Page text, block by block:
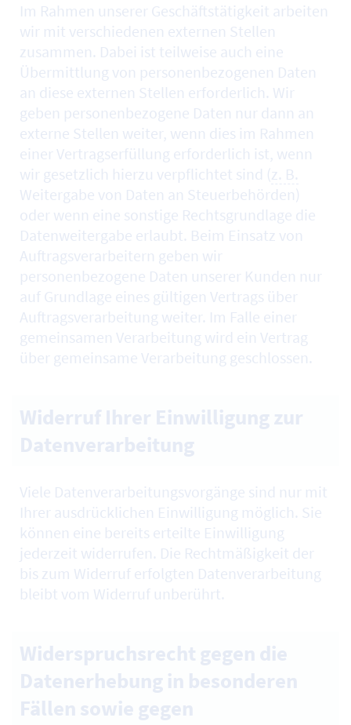
Im Rahmen unserer Geschäftstätigkeit arbeiten
wir mit verschiedenen externen Stellen
zusammen. Dabei ist teilweise auch eine
Übermittlung von personenbezogenen Daten
an diese externen Stellen erforderlich. Wir
geben personenbezogene Daten nur dann an
externe Stellen weiter, wenn dies im Rahmen
einer Vertragserfüllung erforderlich ist, wenn
wir gesetzlich hierzu verpflichtet sind (z. B.
Weitergabe von Daten an Steuerbehörden)
oder wenn eine sonstige Rechtsgrundlage die
Datenweitergabe erlaubt. Beim Einsatz von
Auftragsverarbeitern geben wir
personenbezogene Daten unserer Kunden nur
auf Grundlage eines gültigen Vertrags über
Auftragsverarbeitung weiter. Im Falle einer
gemeinsamen Verarbeitung wird ein Vertrag
über gemeinsame Verarbeitung geschlossen.
Viele Datenverarbeitungsvorgänge sind nur mit
Ihrer ausdrücklichen Einwilligung möglich. Sie
können eine bereits erteilte Einwilligung
jederzeit widerrufen. Die Rechtmäßigkeit der
bis zum Widerruf erfolgten Datenverarbeitung
bleibt vom Widerruf unberührt.